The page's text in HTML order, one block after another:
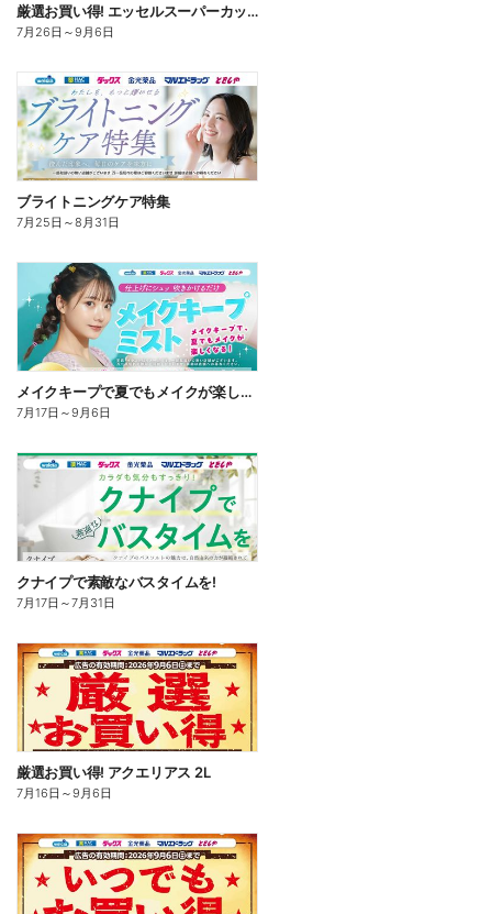
厳選お買い得! エッセルスーパーカップ
7月26日 ～9月6日
ブライトニングケア特集
7月25日 ～8月31日
メイクキープで夏でもメイクが楽しくなる!
7月17日 ～9月6日
クナイプで素敵なバスタイムを!
7月17日 ～7月31日
厳選お買い得! アクエリアス 2L
7月16日 ～9月6日